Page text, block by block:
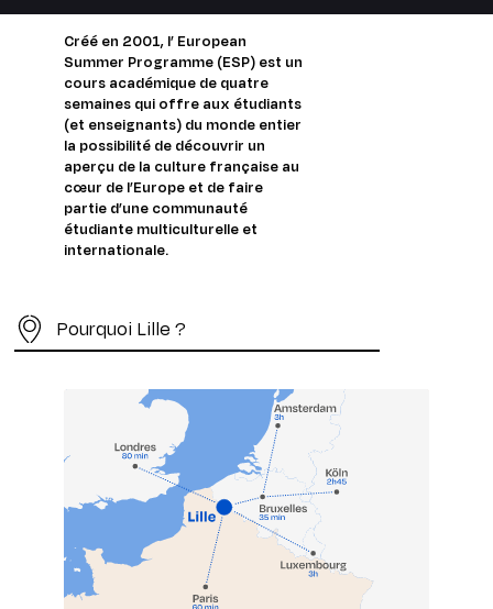
Créé en 2001, l’ European
Summer Programme (ESP) est un
cours académique de quatre
semaines qui offre aux étudiants
(et enseignants) du monde entier
la possibilité de découvrir un
aperçu de la culture française au
cœur de l’Europe et de faire
partie d’une communauté
étudiante multiculturelle et
internationale.
Pourquoi Lille ?